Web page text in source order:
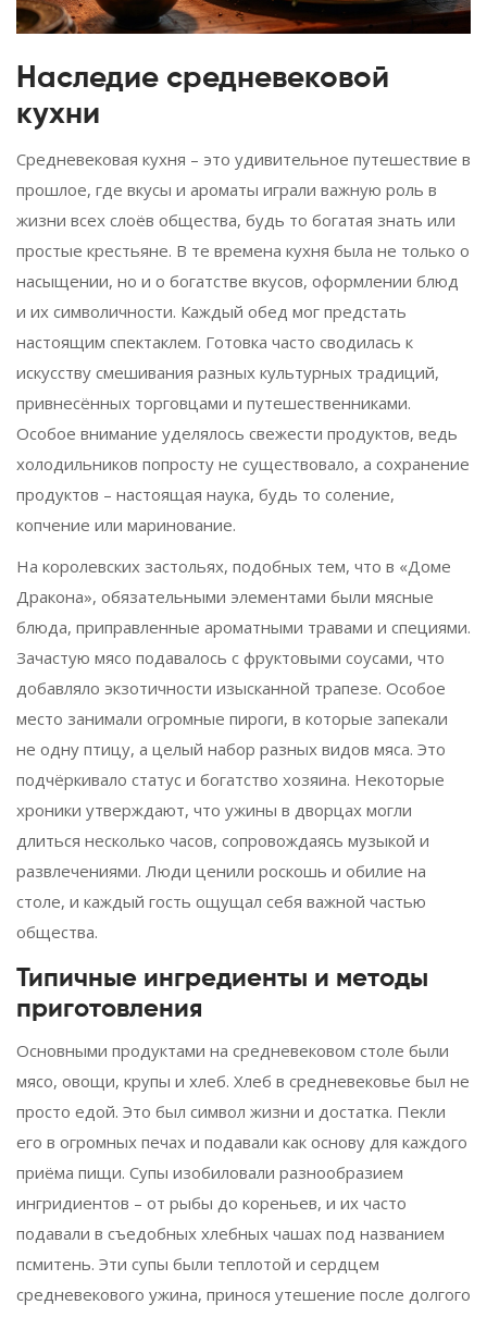
Наследие средневековой
кухни
Средневековая кухня – это удивительное путешествие в
прошлое, где вкусы и ароматы играли важную роль в
жизни всех слоёв общества, будь то богатая знать или
простые крестьяне. В те времена кухня была не только о
насыщении, но и о богатстве вкусов, оформлении блюд
и их символичности. Каждый обед мог предстать
настоящим спектаклем. Готовка часто сводилась к
искусству смешивания разных культурных традиций,
привнесённых торговцами и путешественниками.
Особое внимание уделялось свежести продуктов, ведь
холодильников попросту не существовало, а сохранение
продуктов – настоящая наука, будь то соление,
копчение или маринование.
На королевских застольях, подобных тем, что в «Доме
Дракона», обязательными элементами были мясные
блюда, приправленные ароматными травами и специями.
Зачастую мясо подавалось с фруктовыми соусами, что
добавляло экзотичности изысканной трапезе. Особое
место занимали огромные пироги, в которые запекали
не одну птицу, а целый набор разных видов мяса. Это
подчёркивало статус и богатство хозяина. Некоторые
хроники утверждают, что ужины в дворцах могли
длиться несколько часов, сопровождаясь музыкой и
развлечениями. Люди ценили роскошь и обилие на
столе, и каждый гость ощущал себя важной частью
общества.
Типичные ингредиенты и методы
приготовления
Основными продуктами на средневековом столе были
мясо, овощи, крупы и хлеб. Хлеб в средневековье был не
просто едой. Это был символ жизни и достатка. Пекли
его в огромных печах и подавали как основу для каждого
приёма пищи. Супы изобиловали разнообразием
ингридиентов – от рыбы до кореньев, и их часто
подавали в съедобных хлебных чашах под названием
псмитень. Эти супы были теплотой и сердцем
средневекового ужина, принося утешение после долгого